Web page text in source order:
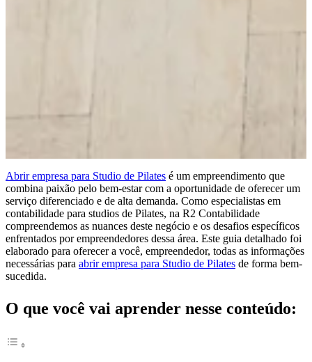
Abrir empresa para Studio de Pilates é um empreendimento que
combina paixão pelo bem-estar com a oportunidade de oferecer um
serviço diferenciado e de alta demanda. Como especialistas em
contabilidade para studios de Pilates, na R2 Contabilidade
compreendemos as nuances deste negócio e os desafios específicos
enfrentados por empreendedores dessa área. Este guia detalhado foi
elaborado para oferecer a você, empreendedor, todas as informações
necessárias para abrir empresa para Studio de Pilates de forma bem-
sucedida.
O que você vai aprender nesse conteúdo: